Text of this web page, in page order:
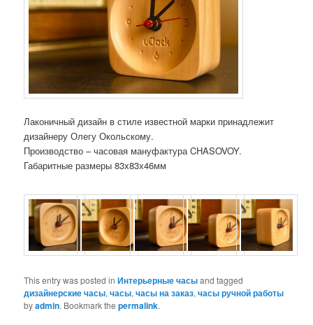
Лаконичный дизайн в стиле известной марки принадлежит
дизайнеру Олегу Окольскому.
Производство – часовая мануфактура CHASOVOY.
Габаритные размеры 83х83х46мм
This entry was posted inИнтерьерные часыand tagged
дизайнерские часы,часы,часы на заказ,часы ручной работы
byadmin. Bookmark thepermalink.